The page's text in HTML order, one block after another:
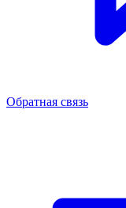
Обратная связь